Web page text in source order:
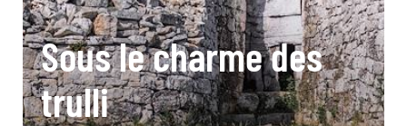
Sous le charme des
trulli